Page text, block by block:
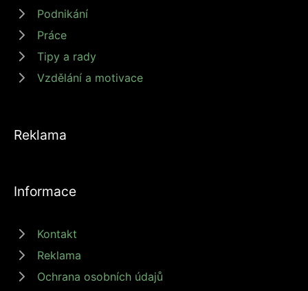
Podnikání
Práce
Tipy a rady
Vzdělání a motivace
Reklama
Informace
Kontakt
Reklama
Ochrana osobních údajů